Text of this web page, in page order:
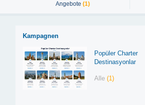
Angebote (1)
Kampagnen
Popüler Charter
Destinasyonlar
Alle(1)